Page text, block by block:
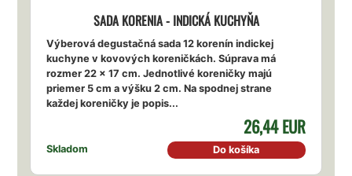
SADA KORENIA - INDICKÁ KUCHYŇA
Výberová degustačná sada 12 korenín indickej
kuchyne v kovových koreničkách. Súprava má
rozmer 22 x 17 cm. Jednotlivé koreničky majú
priemer 5 cm a výšku 2 cm. Na spodnej strane
každej koreničky je popis...
Skladom
26,44 EUR
Do košíka